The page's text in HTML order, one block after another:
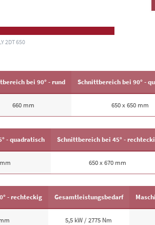
2DT 650
bei 90° - rund
660 mm
Schnittbereich bei 90° -
650 x 650 mm
- quadratisch Schnittbereich bei 45° -
650 x 670 mm
- rechteckig Gesamtleistungsbedarf
5,5 kW / 2775 Nm